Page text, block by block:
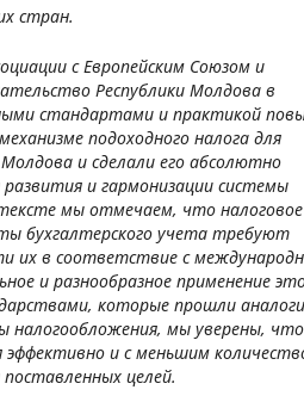
стран.
с Европейским Союзом и
Республики Молдова в
стандартами и практикой
подоходного налога для
и сделали его абсолютно
и гармонизации системы
мы отмечаем, что налоговое
бухгалтерского учета требуют
их в соответствие с
и разнообразное применение
которые прошли
налогообложения, мы уверены,
эффективно и с меньшим
целей.